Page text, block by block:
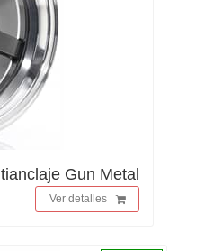
Gun Metal
Ver detalles